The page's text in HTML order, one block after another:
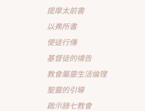
提摩太前書
以弗所書
使徒行傳
基督徒的禱告
教會屬靈生活倫理
聖靈的引導
啟示錄七教會